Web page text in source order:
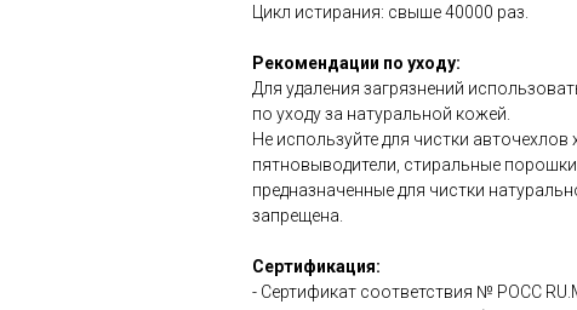
Цикл истирания: свыше 40000 раз.
Рекомендации по уходу:
Для удаления загрязнений
по уходу за натуральной кожей.
Не используйте для чистки
пятновыводители, стиральные
предназначенные для чистки
запрещена.
Сертификация:
- Сертификат соответствия № РОСС